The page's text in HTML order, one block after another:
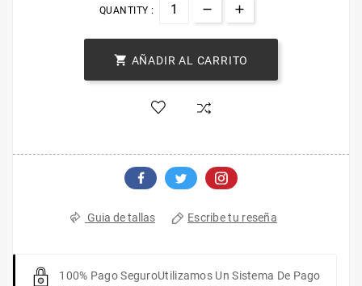
QUANTITY :
 AÑADIR AL CARRITO
Guia de tallas Escribe tu reseña
100% Pago SeguroUtilizamos Un Sistema De Pago